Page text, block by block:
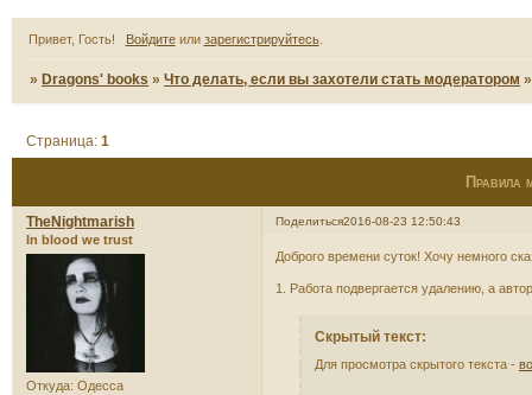
Привет, Гость! Войдитеили зарегистрируйтесь.
»Dragons' books »Что делать, если вы захотели стать модератором
Правила
Страница:1
Поделиться2016-08-23 12:50:43
TheNightmarish
In blood we trust
Откуда: Одесса
Доброго времени суток! Хочу немного
1. Работа подвергается удалению, а
Скрытый текст:
Для просмотра скрытого текста -